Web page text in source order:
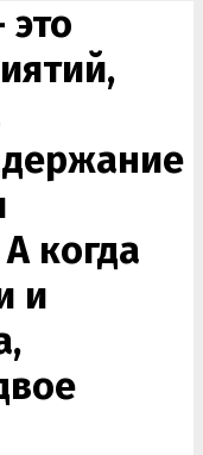
когда
и